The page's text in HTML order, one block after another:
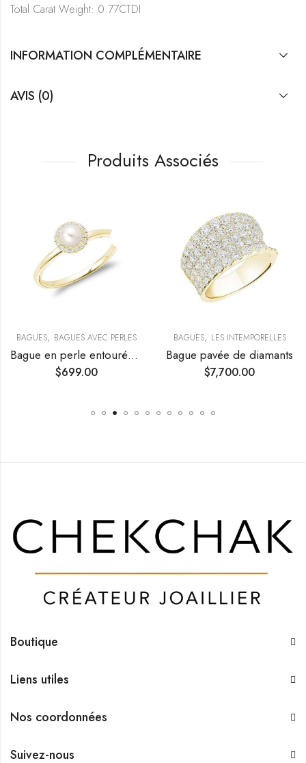
Total Carat Weight: 0.77CTDI
INFORMATION COMPLÉMENTAIRE
AVIS (0)
Produits Associés
FIANÇAILLES & ALLIANCES
BAGUES, BAGUES AVEC PERLES
Bague en perle entourée d’un halo de diamants
$699.00
BAGUES, LES INTEMPORELLES
Bague pavée de diamants
$7,700.00
Boutique
Liens utiles
Nos coordonnées
Suivez-nous